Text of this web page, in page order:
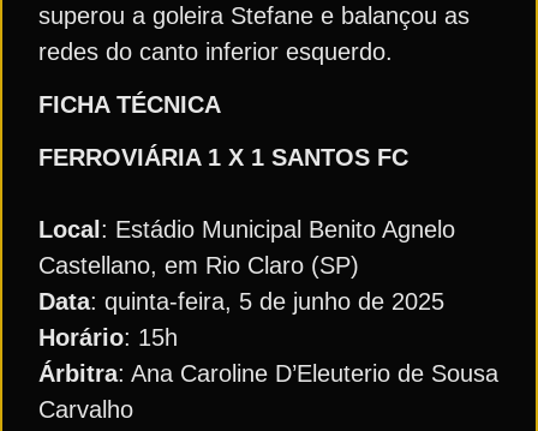
superou a goleira Stefane e balançou as
redes do canto inferior esquerdo.
FICHA TÉCNICA
FERROVIÁRIA 1 X 1 SANTOS FC
Local : Estádio Municipal Benito Agnelo
Castellano, em Rio Claro (SP)
Data: quinta-feira, 5 de junho de 2025
Horário: 15h
Árbitra: Ana Caroline D’Eleuterio de Sousa
Carvalho